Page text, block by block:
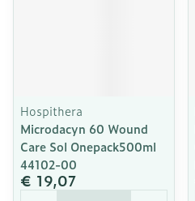
Hospithera
Microdacyn 60 Wound
Care Sol Onepack500ml
44102-00
€ 19,07
Aantal